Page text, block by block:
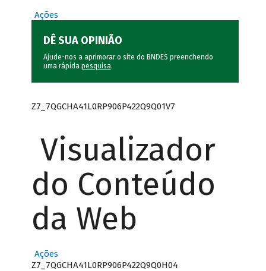
Ações
DÊ SUA OPINIÃO
Ajude-nos a aprimorar o site do BNDES preenchendo
uma rápida pesquisa.
Z7_7QGCHA41L0RP906P422Q9Q01V7
Visualizador
do Conteúdo
da Web
Ações
Z7_7QGCHA41L0RP906P422Q9Q0H04